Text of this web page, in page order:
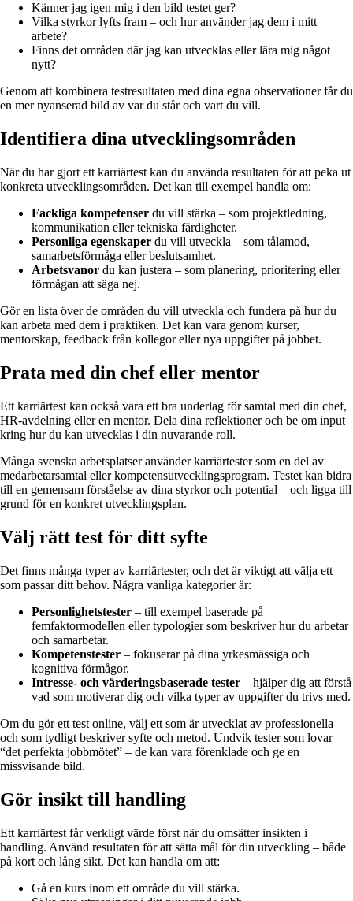
Känner jag igen mig i den bild testet ger?
Vilka styrkor lyfts fram – och hur använder jag dem i mitt
arbete?
Finns det områden där jag kan utvecklas eller lära mig något
nytt?
Genom att kombinera testresultaten med dina egna observationer får du
en mer nyanserad bild av var du står och vart du vill.
Identifiera dina utvecklingsområden
När du har gjort ett karriärtest kan du använda resultaten för att peka ut
konkreta utvecklingsområden. Det kan till exempel handla om:
Fackliga kompetenser du vill stärka – som projektledning,
kommunikation eller tekniska färdigheter.
Personliga egenskaper du vill utveckla – som tålamod,
samarbetsförmåga eller beslutsamhet.
Arbetsvanor du kan justera – som planering, prioritering eller
förmågan att säga nej.
Gör en lista över de områden du vill utveckla och fundera på hur du
kan arbeta med dem i praktiken. Det kan vara genom kurser,
mentorskap, feedback från kollegor eller nya uppgifter på jobbet.
Prata med din chef eller mentor
Ett karriärtest kan också vara ett bra underlag för samtal med din chef,
HR-avdelning eller en mentor. Dela dina reflektioner och be om input
kring hur du kan utvecklas i din nuvarande roll.
Många svenska arbetsplatser använder karriärtester som en del av
medarbetarsamtal eller kompetensutvecklingsprogram. Testet kan bidra
till en gemensam förståelse av dina styrkor och potential – och ligga till
grund för en konkret utvecklingsplan.
Välj rätt test för ditt syfte
Det finns många typer av karriärtester, och det är viktigt att välja ett
som passar ditt behov. Några vanliga kategorier är:
Personlighetstester – till exempel baserade på
femfaktormodellen eller typologier som beskriver hur du arbetar
och samarbetar.
Kompetenstester – fokuserar på dina yrkesmässiga och
kognitiva förmågor.
Intresse- och värderingsbaserade tester – hjälper dig att förstå
vad som motiverar dig och vilka typer av uppgifter du trivs med.
Om du gör ett test online, välj ett som är utvecklat av professionella
och som tydligt beskriver syfte och metod. Undvik tester som lovar
“det perfekta jobbmötet” – de kan vara förenklade och ge en
missvisande bild.
Gör insikt till handling
Ett karriärtest får verkligt värde först när du omsätter insikten i
handling. Använd resultaten för att sätta mål för din utveckling – både
på kort och lång sikt. Det kan handla om att:
Gå en kurs inom ett område du vill stärka.